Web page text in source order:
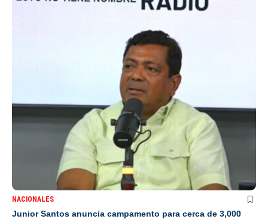
NACIONALES
Junior Santos anuncia campamento para cerca de 3,000